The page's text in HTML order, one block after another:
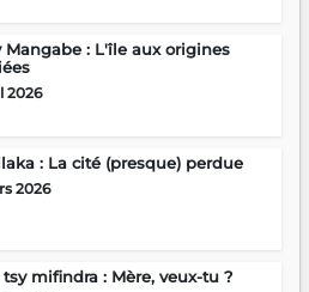
Mangabe : L'île aux origines
2026
: La cité (presque) perdue
2026
tsy mifindra : Mère, veux-tu ?